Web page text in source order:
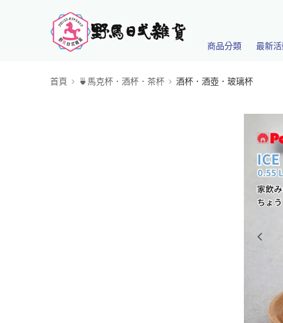
商品分類 最新
首頁 🍵馬克杯．酒杯．茶杯 酒杯．酒壺．玻璃杯